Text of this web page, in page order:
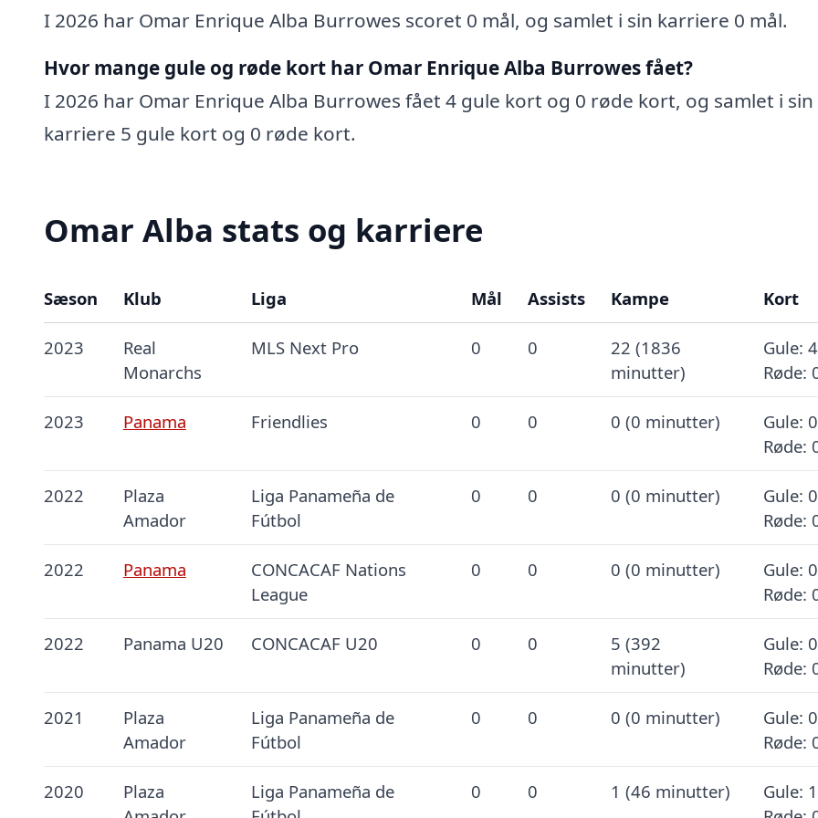
I 2026 har Omar Enrique Alba Burrowes scoret 0 mål, og samlet i sin karriere 0 mål.
Hvor mange gule og røde kort har Omar Enrique Alba Burrowes fået?
I 2026 har Omar Enrique Alba Burrowes fået 4 gule kort og 0 røde kort, og samlet i sin
karriere 5 gule kort og 0 røde kort.
Omar Alba stats og karriere
Sæson Klub Liga Mål Assists Kampe Kort
2023
Real
Monarchs
MLS Next Pro 0 0
22 (1836
minutter)
Gule:
Røde:
2023 Panama Friendlies 0 0 0 (0 minutter)
Gule:
Røde:
2022
Plaza
Amador
Liga Panameña de
Fútbol
0 0 0 (0 minutter)
Gule:
Røde:
2022 Panama
CONCACAF Nations
League
0 0 0 (0 minutter)
Gule:
Røde:
2022 Panama U20 CONCACAF U20 0 0
5 (392
minutter)
Gule:
Røde:
2021
Plaza
Amador
Liga Panameña de
Fútbol
0 0 0 (0 minutter)
Gule:
Røde:
2020
Plaza
Liga Panameña de
0 0 1 (46 minutter)
Gule: